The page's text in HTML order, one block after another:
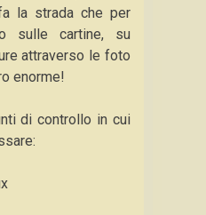
la strada che per
sulle cartine, su
attraverso le foto
enorme!
di controllo in cui